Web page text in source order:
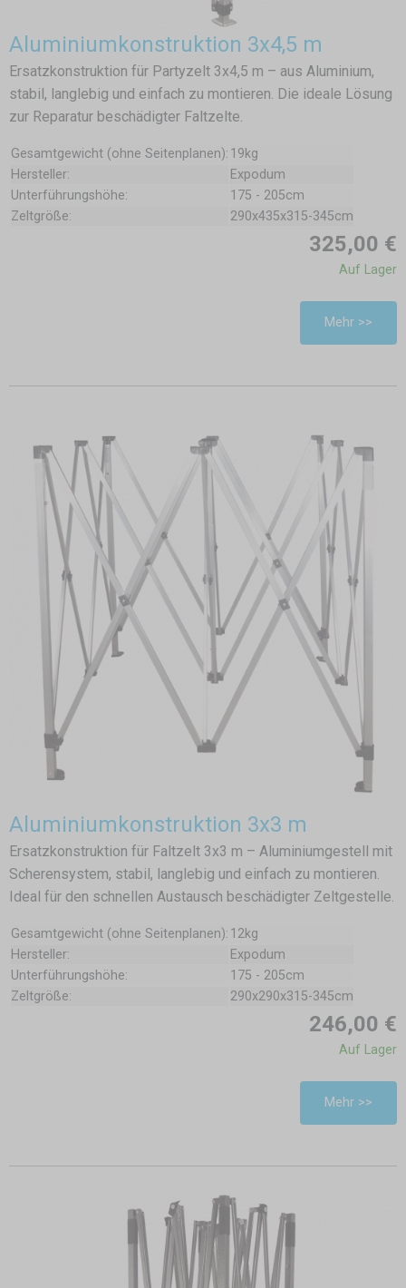
Aluminiumkonstruktion 3x4,5 m
Ersatzkonstruktion für Partyzelt 3x4,5 m – aus Aluminium,
stabil, langlebig und einfach zu montieren. Die ideale Lösung
zur Reparatur beschädigter Faltzelte.
Gesamtgewicht (ohne Seitenplanen): 19kg
Hersteller:
Expodum
Unterführungshöhe:
175 - 205cm
Zeltgröße:
290x435x315-345cm
325,00 €
Auf Lager
Mehr >>
Aluminiumkonstruktion 3x3 m
Ersatzkonstruktion für Faltzelt 3x3 m – Aluminiumgestell mit
Scherensystem, stabil, langlebig und einfach zu montieren.
Ideal für den schnellen Austausch beschädigter Zeltgestelle.
Gesamtgewicht (ohne Seitenplanen): 12kg
Hersteller:
Expodum
Unterführungshöhe:
175 - 205cm
Zeltgröße:
290x290x315-345cm
246,00 €
Auf Lager
Mehr >>